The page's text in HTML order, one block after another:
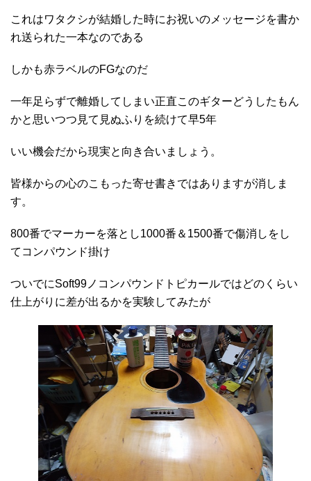
これはワタクシが結婚した時にお祝いのメッセージを書か
れ送られた一本なのである
しかも赤ラベルのFGなのだ
一年足らずで離婚してしまい正直このギターどうしたもん
かと思いつつ見て見ぬふりを続けて早5年
いい機会だから現実と向き合いましょう。
皆様からの心のこもった寄せ書きではありますが消しま
す。
800番でマーカーを落とし1000番＆1500番で傷消しをし
てコンパウンド掛け
ついでにSoft99ノコンパウンドトピカールではどのくらい
仕上がりに差が出るかを実験してみたが